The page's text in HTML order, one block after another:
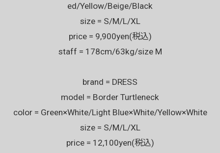
ed/Yellow/Beige/Black
size = S/M/L/XL
price = 9,900yen(税込)
staff = 178cm/63kg/size M
brand = DRESS
model = Border Turtleneck
color = Green×White/Light Blue×White/Yellow×White
size = S/M/L/XL
price = 12,100yen(税込)